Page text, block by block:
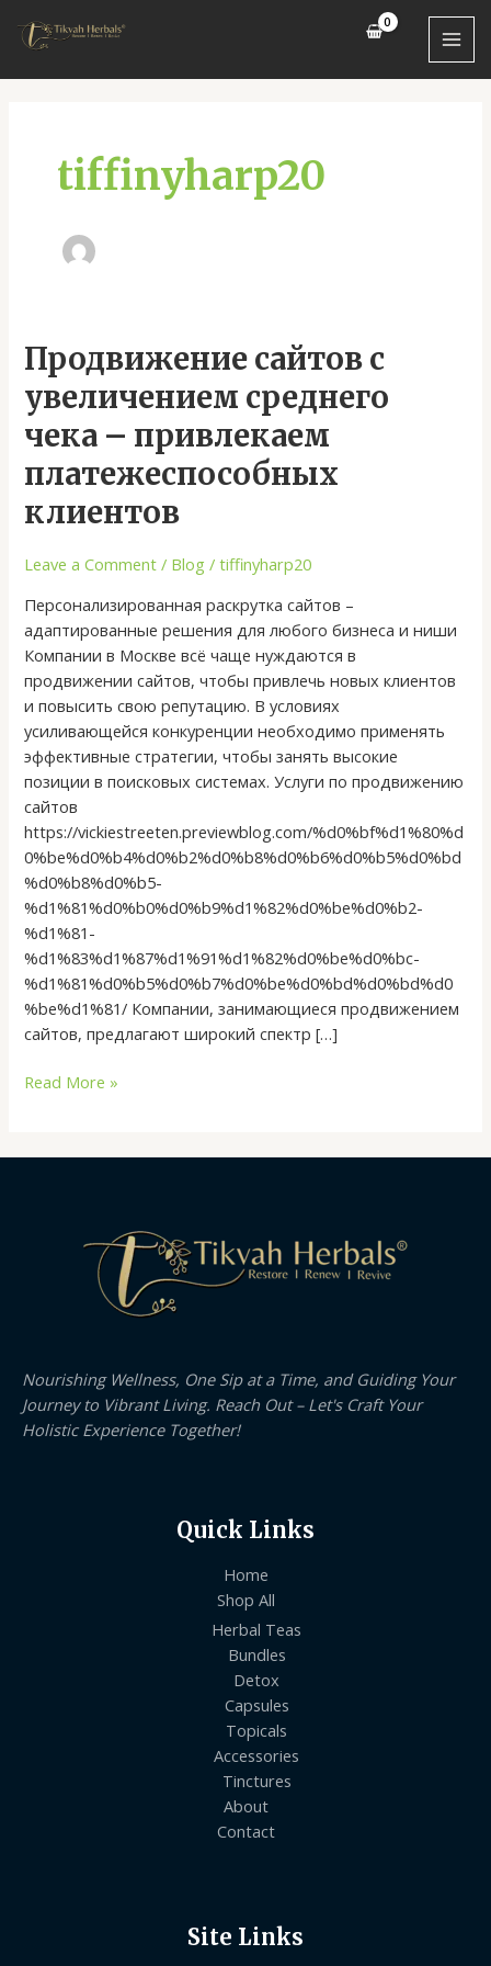
tiffinyharp20
Продвижение сайтов с
увеличением среднего
чека – привлекаем
платежеспособных
клиентов
Leave a Comment / Blog /tiffinyharp20
Персонализированная раскрутка сайтов –
адаптированные решения для любого бизнеса и ниши
Компании в Москве всё чаще нуждаются в
продвижении сайтов, чтобы привлечь новых клиентов
и повысить свою репутацию. В условиях
усиливающейся конкуренции необходимо применять
эффективные стратегии, чтобы занять высокие
позиции в поисковых системах. Услуги по продвижению
сайтов
https://vickiestreeten.previewblog.com/%d0%bf%d1%80%d
0%be%d0%b4%d0%b2%d0%b8%d0%b6%d0%b5%d0%bd
%d0%b8%d0%b5-
%d1%81%d0%b0%d0%b9%d1%82%d0%be%d0%b2-
%d1%81-
%d1%83%d1%87%d1%91%d1%82%d0%be%d0%bc-
%d1%81%d0%b5%d0%b7%d0%be%d0%bd%d0%bd%d0
%be%d1%81/ Компании, занимающиеся продвижением
сайтов, предлагают широкий спектр […]
Продвижение
сайтов
с
увеличением
среднего
чека
–
привлекаем
клиентов
Read More »
Nourishing Wellness, One Sip at a Time, and Guiding Your
Journey to Vibrant Living. Reach Out – Let's Craft Your
Holistic Experience Together!
Quick Links
Home
Shop All
Herbal Teas
Bundles
Detox
Capsules
Topicals
Accessories
Tinctures
About
Contact
Site Links